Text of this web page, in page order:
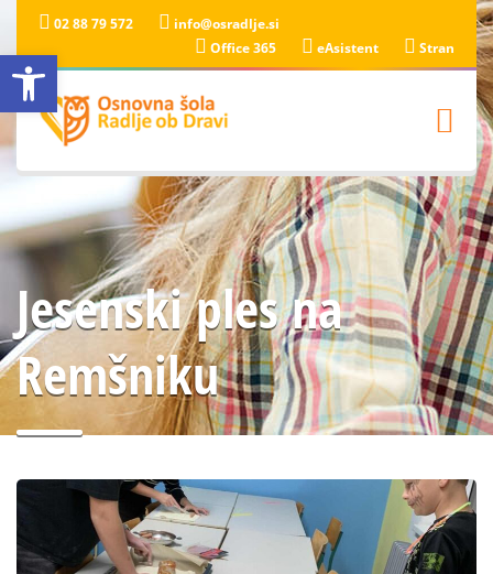
Open toolbar
02 88 79 572
info@osradlje.si
Office 365
eAsistent Stran
Jesenski ples na
Remšniku